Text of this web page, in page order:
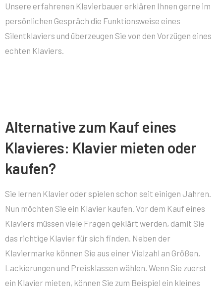
Unsere erfahrenen Klavierbauer erklären Ihnen gerne im
persönlichen Gespräch die Funktionsweise eines
Silentklaviers und überzeugen Sie von den Vorzügen eines
echten Klaviers.
Alternative zum Kauf eines
Klavieres: Klavier mieten oder
kaufen?
Sie lernen Klavier oder spielen schon seit einigen Jahren.
Nun möchten Sie ein Klavier kaufen. Vor dem Kauf eines
Klaviers müssen viele Fragen geklärt werden, damit Sie
das richtige Klavier für sich finden. Neben der
Klaviermarke können Sie aus einer Vielzahl an Größen,
Lackierungen und Preisklassen wählen. Wenn Sie zuerst
ein Klavier mieten, können Sie zum Beispiel ein kleines